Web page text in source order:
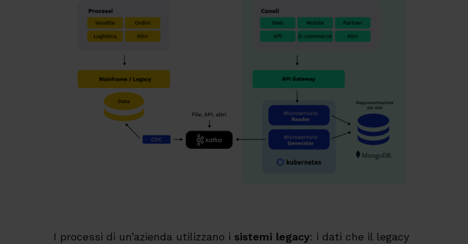
I processi di un’azienda utilizzano isistemi legacy: i dati che il legacy